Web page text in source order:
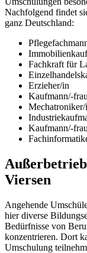
Nachfolgend findet
ganz Deutschland:
Fachkraft für
Erzieher/in
Kaufmann/-
Mechatroniker/
Kaufmann/-
Viersen
Angehende
hier diverse
Bedürfnisse von
konzentrieren. Dort
Umschulung